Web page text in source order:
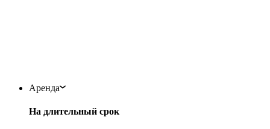
Аренда
На длительный срок